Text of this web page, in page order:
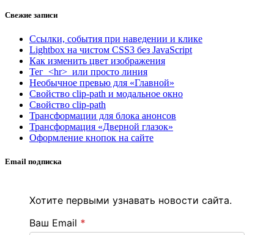
Свежие записи
Ссылки, события при наведении и клике
Lightbox на чистом CSS3 без JavaScript
Как изменить цвет изображения
Тег <hr> или просто линия
Необычное превью для «Главной»
Свойство clip-path и модальное окно
Свойство clip-path
Трансформации для блока анонсов
Трансформация «Дверной глазок»
Оформление кнопок на сайте
Email подписка
Хотите первыми узнавать новости сайта.
Ваш Email *